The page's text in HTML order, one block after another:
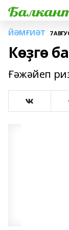
ЙӘМҒИӘТ 7
Көҙгө
Ғәжәйеп